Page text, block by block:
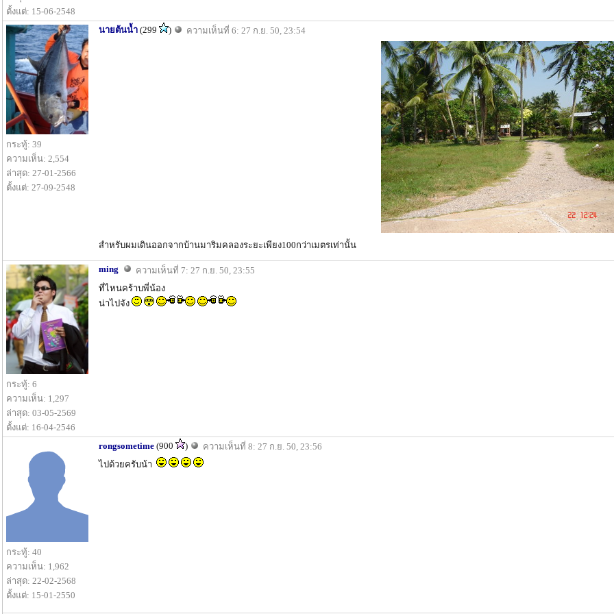
ตั้งแต่: 15-06-2548
กระทู้: 39
ความเห็น: 2,554
ล่าสุด: 27-01-2566
ตั้งแต่: 27-09-2548
นายต้นน้ำ (299 ) ความเห็นที่ 6: 27 ก.ย. 50, 23:54
สำหรับผมเดินออกจากบ้านมาริมคลองระยะเพียง100กว่าเมตรเท่านั้น
กระทู้: 6
ความเห็น: 1,297
ล่าสุด: 03-05-2569
ตั้งแต่: 16-04-2546
ming
ความเห็นที่ 7: 27 ก.ย. 50, 23:55
ที่ไหนคร้าบพี่น้อง
น่าไปจัง
กระทู้: 40
ความเห็น: 1,962
ล่าสุด: 22-02-2568
ตั้งแต่: 15-01-2550
rongsometime (900 )
ความเห็นที่ 8: 27 ก.ย. 50, 23:56
ไปด้วยครับน้า